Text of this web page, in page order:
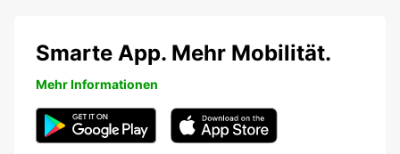
Smarte App. Mehr Mobilität.
Mehr Informationen